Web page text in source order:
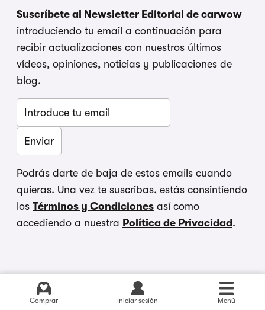
Comprar Iniciar sesión Menú
Suscríbete al Newsletter Editorial de carwow
introduciendo tu email a continuación para
recibir actualizaciones con nuestros últimos
vídeos, opiniones, noticias y publicaciones de
blog.
Podrás darte de baja de estos emails cuando
quieras. Una vez te suscribas, estás consintiendo
los Términos y Condiciones así como
accediendo a nuestra Política de Privacidad .